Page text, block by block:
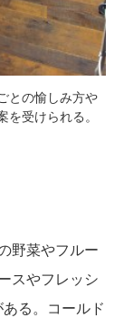
との愉しみ方や
受けられる。
野菜やフルー
スやフレッシ
る。コールド